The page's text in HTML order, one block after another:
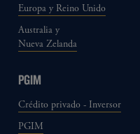
Europa y Reino Unido
Australia y
Nueva Zelanda
PGIM
Crédito privado - Inversor
PGIM